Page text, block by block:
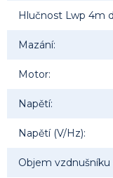
Hlučnost Lwp 4m
Mazání:
Motor:
Napětí:
Napětí (V/Hz):
Objem vzdnušníku